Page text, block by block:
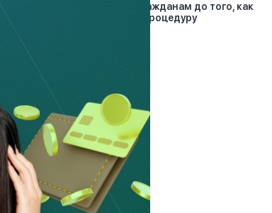
Что нужно сделать гражданам до того, как
подать заявление на процедуру